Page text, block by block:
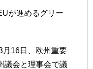
が進めるグリー
16日、欧州重要
議会と理事会で議